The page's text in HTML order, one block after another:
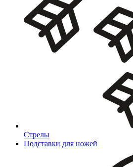
Стрелы
Подставки для ножей